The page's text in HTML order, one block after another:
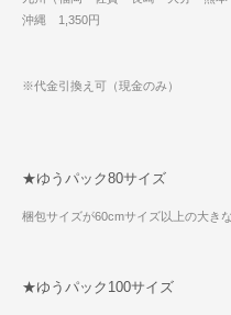
沖縄 1,350円
※代金引換え可（現金のみ）
★ゆうパック80サイズ
梱包サイズが60cmサイズ以上の大き
★ゆうパック100サイズ